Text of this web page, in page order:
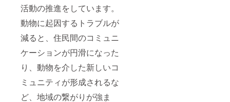
活動の推進をしています。
動物に起因するトラブルが
減ると、住民間のコミュニ
ケーションが円滑になった
り、動物を介した新しいコ
ミュニティが形成されるな
ど、地域の繋がりが強ま